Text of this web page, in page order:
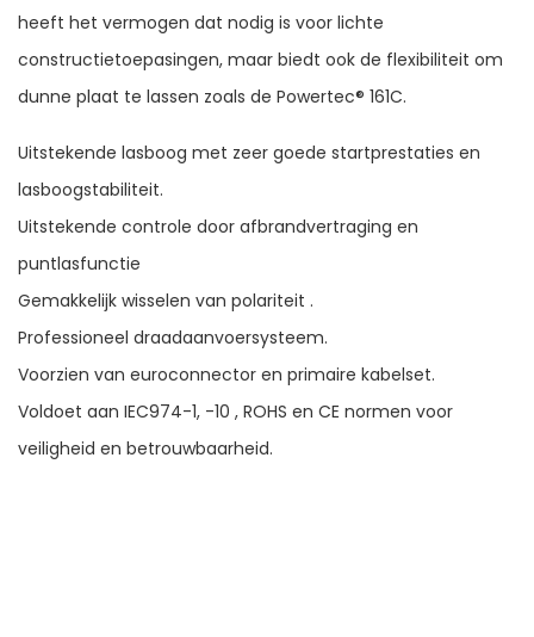
heeft het vermogen dat nodig is voor lichte
constructietoepasingen, maar biedt ook de flexibiliteit om
dunne plaat te lassen zoals de Powertec® 161C.
Uitstekende lasboog met zeer goede startprestaties en
lasboogstabiliteit.
Uitstekende controle door afbrandvertraging en
puntlasfunctie
Gemakkelijk wisselen van polariteit .
Professioneel draadaanvoersysteem.
Voorzien van euroconnector en primaire kabelset.
Voldoet aan IEC974-1, -10 , ROHS en CE normen voor
veiligheid en betrouwbaarheid.